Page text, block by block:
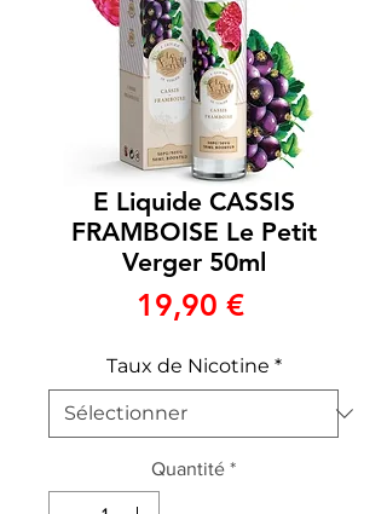
E Liquide CASSIS
FRAMBOISE Le Petit
Verger 50ml
19,90 €Prix
Taux de Nicotine *
Quantité *